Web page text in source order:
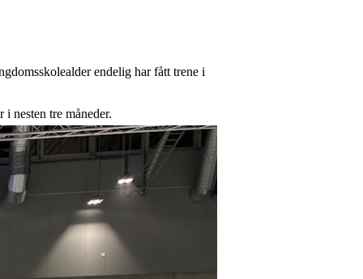
endelig har fått trene i
nesten tre måneder.